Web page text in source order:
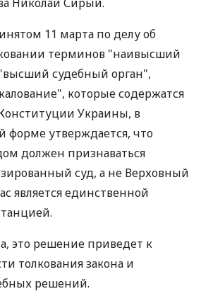
11 марта по делу об
терминов "наивысший
судебный орган",
которые содержатся
Конституции Украины, в
форме утверждается, что
должен признаваться
суд, а не Верховный
является единственной
это решение приведет к
толкования закона и
решений.